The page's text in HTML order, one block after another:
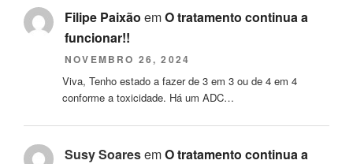
Filipe Paixão emO tratamento continua a
funcionar!!
NOVEMBRO 26, 2024
Viva, Tenho estado a fazer de 3 em 3 ou de 4 em 4
conforme a toxicidade. Há um ADC…
Susy SoaresemO tratamento continua a